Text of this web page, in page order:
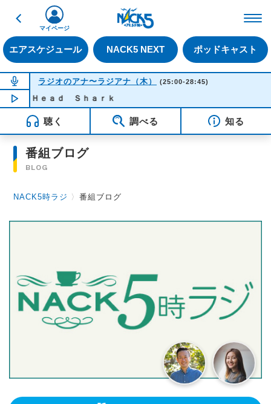
戻る
エアスケジュール NACK5 NEXT ポッドキャスト
マイページ
NOW ON AIR
ラジオのアナ〜ラジアナ（木） (25:00-28:45)
NOW PLAYING 02:01
Ｈｅａｄ Ｓｈａｒｋ
聴く 調べる 知る
番組ブログ
BLOG
NACK5時ラジ 〉番組ブログ